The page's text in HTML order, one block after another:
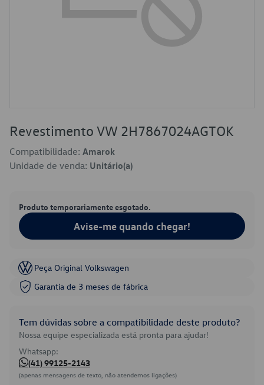
Revestimento VW 2H7867024AGTOK
Compatibilidade: Amarok
Unidade de venda: Unitário(a)
Produto temporariamente esgotado.
Avise-me quando chegar!
Peça Original Volkswagen
Garantia de 3 meses de fábrica
Tem dúvidas sobre a compatibilidade deste produto?
Nossa equipe especializada está pronta para ajudar!
Whatsapp:
(41) 99125-2143
(apenas mensagens de texto, não atendemos ligações)